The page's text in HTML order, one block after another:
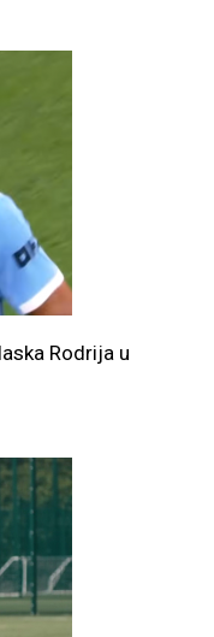
Rodrija u